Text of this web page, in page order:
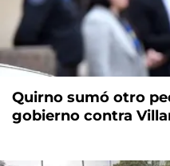
Quirno sumó otro
gobierno contra